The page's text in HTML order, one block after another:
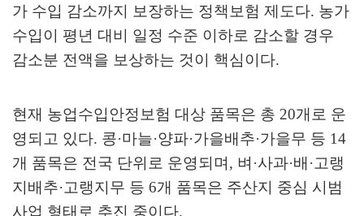
가 수입 감소까지 보장하는 정책보험 제도다. 농가
수입이 평년 대비 일정 수준 이하로 감소할 경우
감소분 전액을 보상하는 것이 핵심이다.
현재 농업수입안정보험 대상 품목은 총 20개로 운
영되고 있다. 콩·마늘·양파·가을배추·가을무 등 14
개 품목은 전국 단위로 운영되며 , 벼 ·사과·배 ·고랭
지배추·고랭지무 등 6개 품목은 주산지 중심 시범
사업 형태로 추진 중이다.